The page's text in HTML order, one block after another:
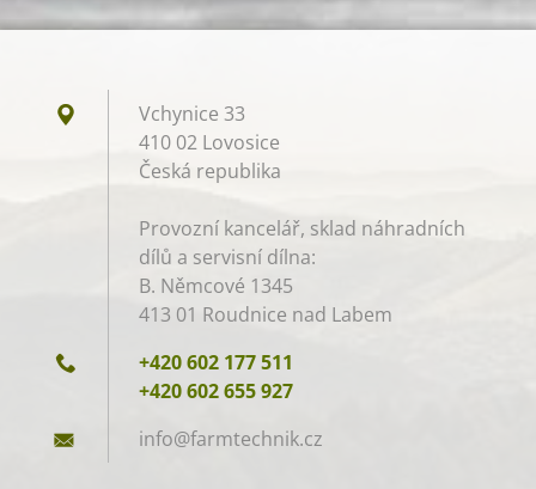
Vchynice 33
410 02 Lovosice
Česká republika
Provozní kancelář, sklad náhradních
dílů a servisní dílna:
B. Němcové 1345
413 01 Roudnice nad Labem
+420 602 177 511
+420 602 655 927
info@farmtechnik.cz